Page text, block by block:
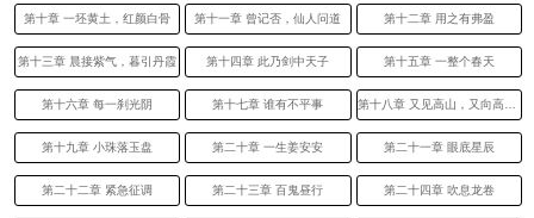
第十章 一坯黄土，红颜白骨 第十一章 曾记否，仙人问道 第十二章 用之有弗盈
第十三章 晨接紫气，暮引丹霞 第十四章 此乃剑中天子 第十五章 一整个春天
第十六章 每一刹光阴 第十七章 谁有不平事 第十八章 又见高山，又向高山去
第十九章 小珠落玉盘 第二十章 一生姜安安 第二十一章 眼底星辰
第二十二章 紧急征调 第二十三章 百鬼昼行 第二十四章 吹息龙卷